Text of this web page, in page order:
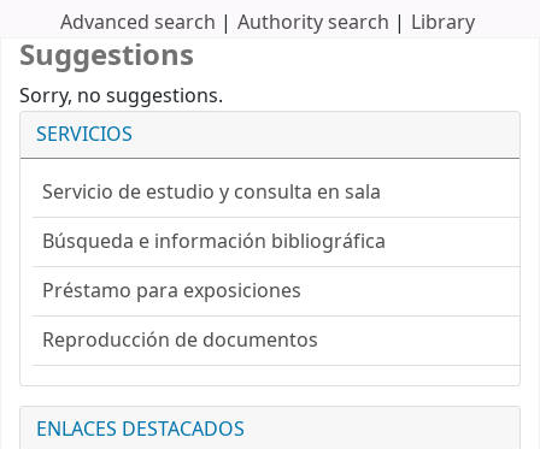
Advanced search Authority search Library
SERVICIOS
Servicio de estudio y consulta en sala
Búsqueda e información bibliográfica
Préstamo para exposiciones
Reproducción de documentos
ENLACES DESTACADOS
Suggestions
Sorry, no suggestions.